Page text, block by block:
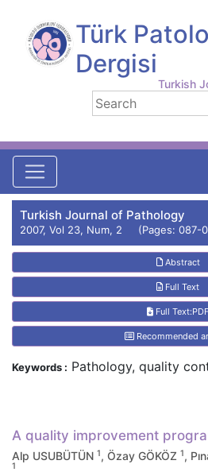
Türk
Dergisi
Turkish
Turkish Journal of Pathology
2007, Vol 23, Num, 2 (Pages: 087-
Abstract
Full Text
Full Text:PDF
Recommended
A quality improvement
Alp USUBÜTÜN 1, Özay GÖKÖZ 1,
1
Keywords : Pathology, quality